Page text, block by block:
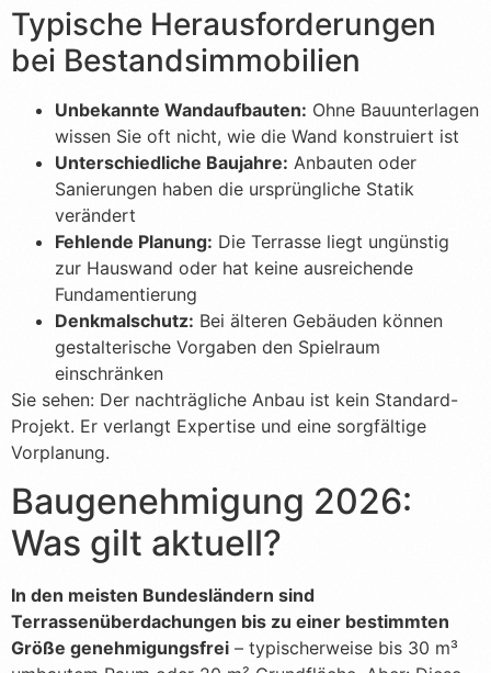
Typische Herausforderungen
bei Bestandsimmobilien
Unbekannte Wandaufbauten: Ohne Bauunterlagen
wissen Sie oft nicht, wie die Wand konstruiert ist
Unterschiedliche Baujahre: Anbauten oder
Sanierungen haben die ursprüngliche Statik
verändert
Fehlende Planung: Die Terrasse liegt ungünstig
zur Hauswand oder hat keine ausreichende
Fundamentierung
Denkmalschutz: Bei älteren Gebäuden können
gestalterische Vorgaben den Spielraum
einschränken
Sie sehen: Der nachträgliche Anbau ist kein Standard-
Projekt. Er verlangt Expertise und eine sorgfältige
Vorplanung.
Baugenehmigung 2026:
Was gilt aktuell?
In den meisten Bundesländern sind
Terrassenüberdachungen bis zu einer bestimmten
Größe genehmigungsfrei – typischerweise bis 30 m³